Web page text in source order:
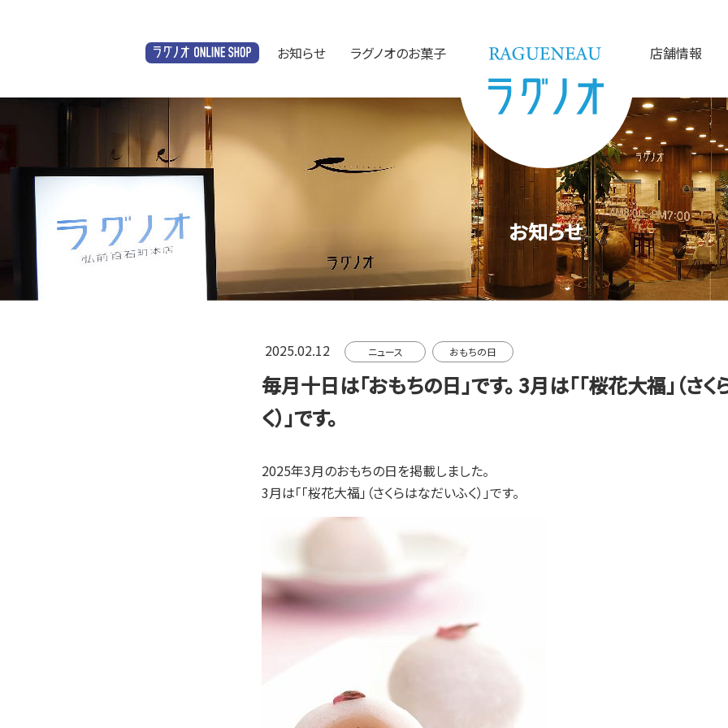
オンラインショップ
お知らせ ラグノオのお菓子 店舗情報
お知らせ
2025.02.12 ニュース おもちの日
毎月十日は「おもちの日」です。 3月は「「桜花大福」（さ
く）」です。
2025年3月のおもちの日を掲載しました。
3月は「「桜花大福」（さくらはなだいふく）」です。